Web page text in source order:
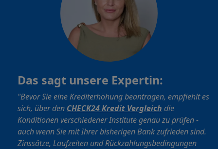
Das sagt unsere Expertin:
"Bevor Sie eine Krediterhöhung beantragen, empfiehlt es
sich, über den CHECK24 Kredit Vergleich die
Konditionen verschiedener Institute genau zu prüfen -
auch wenn Sie mit Ihrer bisherigen Bank zufrieden sind.
Zinssätze, Laufzeiten und Rückzahlungsbedingungen